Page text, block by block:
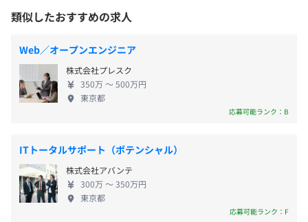
半期毎の目標設定をおこないます。
振り返り面談で自己評価、上長評価をおこない、PDCAを
回します。
東京58名、本社24名です。
東京メトロ日比谷線「神谷町駅」すぐ（地下入口ビル直
結）
・慶弔休暇
・創立記念日休暇
・災害ボランティア特別休暇
※夏季休暇分は有休にプラスし、任意の日程で取得
・残業代（固定+超過分）
・通勤費（上限 2500円／日）
・在宅勤務手当
・諸手当
超える人気のサービスです。AIを取り込んだメール日
常監視ソリューションの提供も予定しており、デー
タサイエンス、AI、機械学習、ビッグデータなど、最
先端の技術も積極的に取り入れています。 ◆皆さん
にはこんなお仕事をしていただきます。 ・自社製
品・サービスの開発エンジニア ・自社製品・サービ
ス／海外製品・サービスのプレセールスエンジニア
ンジニア ・エンタープライズシステム開発エンジニ
ア ・自社製品・サービス／海外製品・サービスのサ
ポートエンジニア、QAエンジニア 当社では様々な種
類のエンジニア職があり、社員はそれぞれの適性に
あったフィールドで活躍しています。 ◆こんな環境
類似したおすすめの求人
Web／オープンエンジニア
株式会社プレスク
350万 〜 500万円
東京都
応募可能ランク：B
ITトータルサポート（ポテンシャル）
株式会社アバンテ
300万 〜 350万円
東京都
応募可能ランク：F